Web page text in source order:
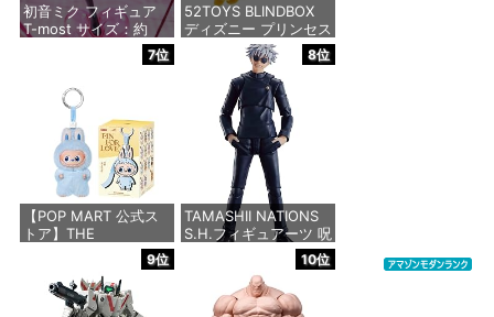
価格：¥2,750
初音ミク フィギュア
T-most サイズ：約
52TOYS BLINDBOX
ディズニー プリンセス
On the Run シリーズ
ブラインドボックス フ
ィギュア ガチャガチャ
コレクション 塗装済み
コレクター・誕生日・
新年のギフトに最適
(一個入り)
価格：¥1,650
7位
【POP MART 公式ス
トア】THE
MONSTERS PIN FOR
LOVE シリーズぬいぐ
るみペンダント(A-M)
【1ピース】 ミニラブ
8位
TAMASHII NATIONS
S.H.フィギュアーツ 呪
術廻戦 懐玉・玉折 五
条悟-呪術高専- 約
160mm PVC&ABS製
塗装済み可動フィギュ
9位 10位